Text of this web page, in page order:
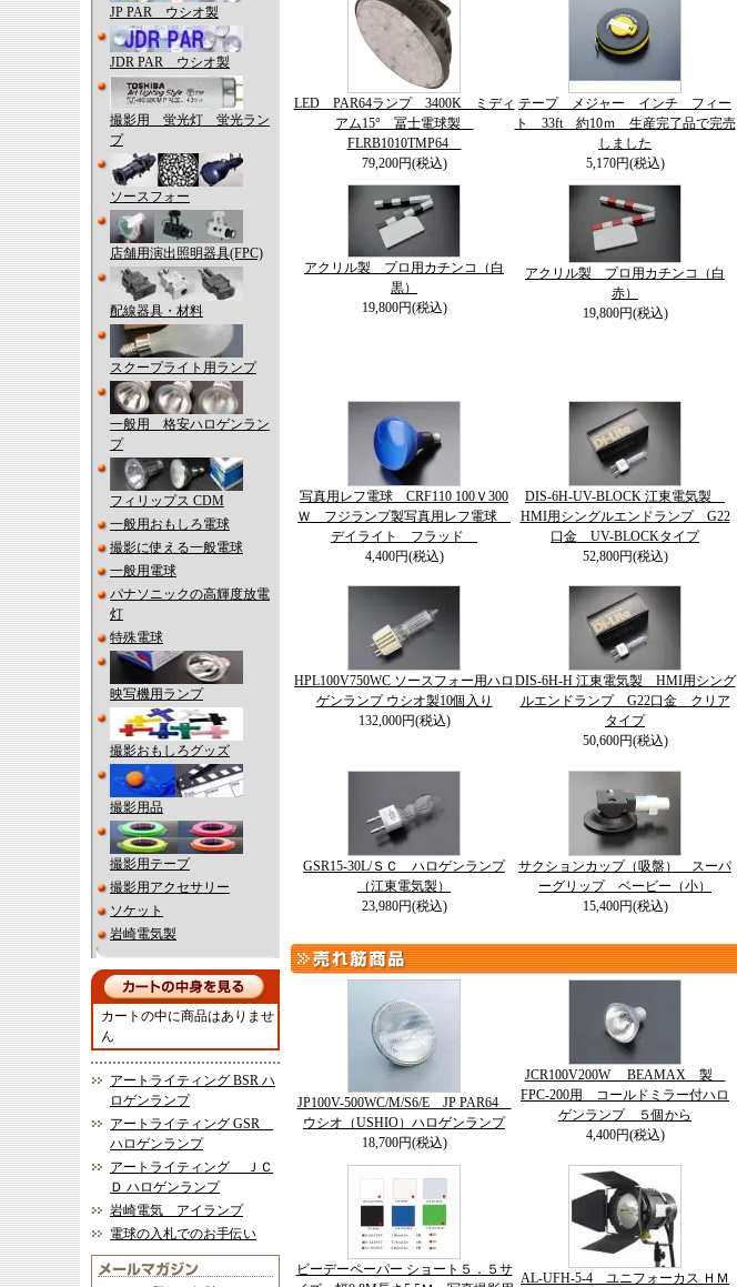
JP PAR ウシオ製
JDR PAR ウシオ製
撮影用 蛍光灯 蛍光ラン
プ
ソースフォー
店舗用演出照明器具(FPC)
配線器具・材料
スクープライト用ランプ
一般用 格安ハロゲンラン
プ
フィリップス CDM
一般用おもしろ電球
撮影に使える一般電球
一般用電球
パナソニックの高輝度放電
灯
特殊電球
映写機用ランプ
撮影おもしろグッズ
撮影用品
撮影用テープ
撮影用アクセサリー
ソケット
岩崎電気製
カートの中に商品はありませ
ん
アートライティング BSR ハ
ロゲンランプ
アートライティング GSR
ハロゲンランプ
アートライティング ＪＣ
Ｄ ハロゲンランプ
岩崎電気 アイランプ
電球の入札でのお手伝い
LED PAR64ランプ 3400K ミディ
アム15° 冨士電球製
FLRB1010TMP64
79,200円(税込)
テープ メジャー インチ フィー
ト 33ft 約10ｍ 生産完了品で完売
しました
5,170円(税込)
アクリル製 プロ用カチンコ（白
黒）
19,800円(税込)
アクリル製 プロ用カチンコ（白
赤）
19,800円(税込)
写真用レフ電球 CRF110 100Ｖ300
Ｗ フジランプ製写真用レフ電球
デイライト フラッド
4,400円(税込)
DIS-6H-UV-BLOCK 江東電気製
HMI用シングルエンドランプ G22
口金 UV-BLOCKタイプ
52,800円(税込)
HPL100V750WC ソースフォー用ハロ
ゲンランプ ウシオ製10個入り
132,000円(税込)
DIS-6H-H 江東電気製 HMI用シング
ルエンドランプ G22口金 クリア
タイプ
50,600円(税込)
GSR15-30L/ＳＣ ハロゲンランプ
（江東電気製）
23,980円(税込)
サクションカップ（吸盤） スーパ
ーグリップ ベービー（小）
15,400円(税込)
JP100V-500WC/M/S6/E JP PAR64
ウシオ（USHIO）ハロゲンランプ
18,700円(税込)
JCR100V200W BEAMAX 製
FPC-200用 コールドミラー付ハロ
ゲンランプ ５個から
4,400円(税込)
ビーデーペーパー ショート５．５サ
AL-UFH-5-4 ユニフォーカス ＨＭ